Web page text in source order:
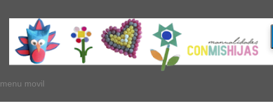
menu movil